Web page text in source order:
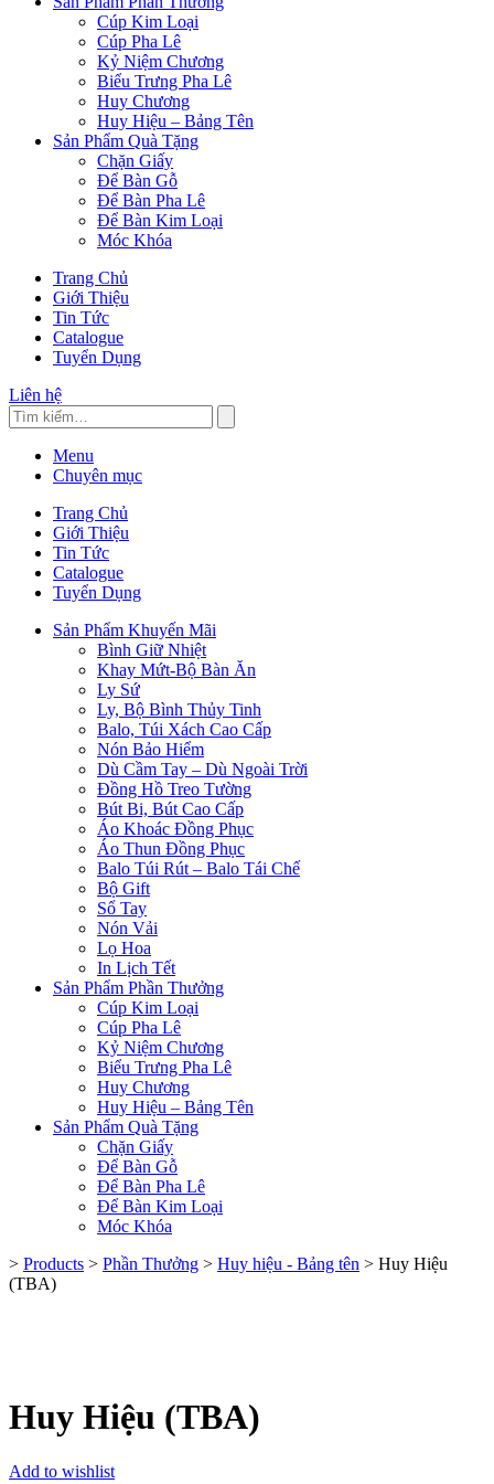
Cúp Kim Loại
Cúp Pha Lê
Kỷ Niệm Chương
Biểu Trưng Pha Lê
Huy Chương
Huy Hiệu – Bảng Tên
Sản Phẩm Quà Tặng
Chặn Giấy
Để Bàn Gỗ
Để Bàn Pha Lê
Để Bàn Kim Loại
Móc Khóa
Trang Chủ
Giới Thiệu
Tin Tức
Catalogue
Tuyển Dụng
Liên hệ
Menu
Chuyên mục
Trang Chủ
Giới Thiệu
Tin Tức
Catalogue
Tuyển Dụng
Sản Phẩm Khuyến Mãi
Bình Giữ Nhiệt
Khay Mứt-Bộ Bàn Ăn
Ly Sứ
Ly, Bộ Bình Thủy Tinh
Balo, Túi Xách Cao Cấp
Nón Bảo Hiểm
Dù Cầm Tay – Dù Ngoài Trời
Đồng Hồ Treo Tường
Bút Bi, Bút Cao Cấp
Áo Khoác Đồng Phục
Áo Thun Đồng Phục
Balo Túi Rút – Balo Tái Chế
Bộ Gift
Sổ Tay
Nón Vải
Lọ Hoa
In Lịch Tết
Sản Phẩm Phần Thưởng
Cúp Kim Loại
Cúp Pha Lê
Kỷ Niệm Chương
Biểu Trưng Pha Lê
Huy Chương
Huy Hiệu – Bảng Tên
Sản Phẩm Quà Tặng
Chặn Giấy
Để Bàn Gỗ
Để Bàn Pha Lê
Để Bàn Kim Loại
Móc Khóa
> Products > Phần Thưởng > Huy hiệu - Bảng tên > Huy Hiệu
(TBA)
Huy Hiệu (TBA)
Add to wishlist